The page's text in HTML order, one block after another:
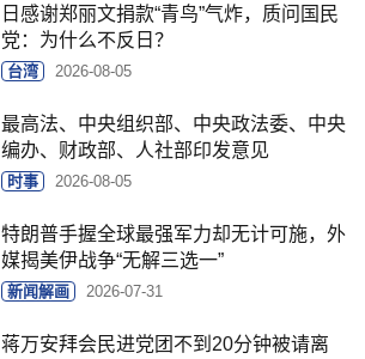
日感谢郑丽文捐款“青鸟”气炸，质问国民
党：为什么不反日？
台湾 2026-08-05
最高法、中央组织部、中央政法委、中央
编办、财政部、人社部印发意见
时事 2026-08-05
特朗普手握全球最强军力却无计可施，外
媒揭美伊战争“无解三选一”
新闻解画 2026-07-31
蒋万安拜会民进党团不到20分钟被请离